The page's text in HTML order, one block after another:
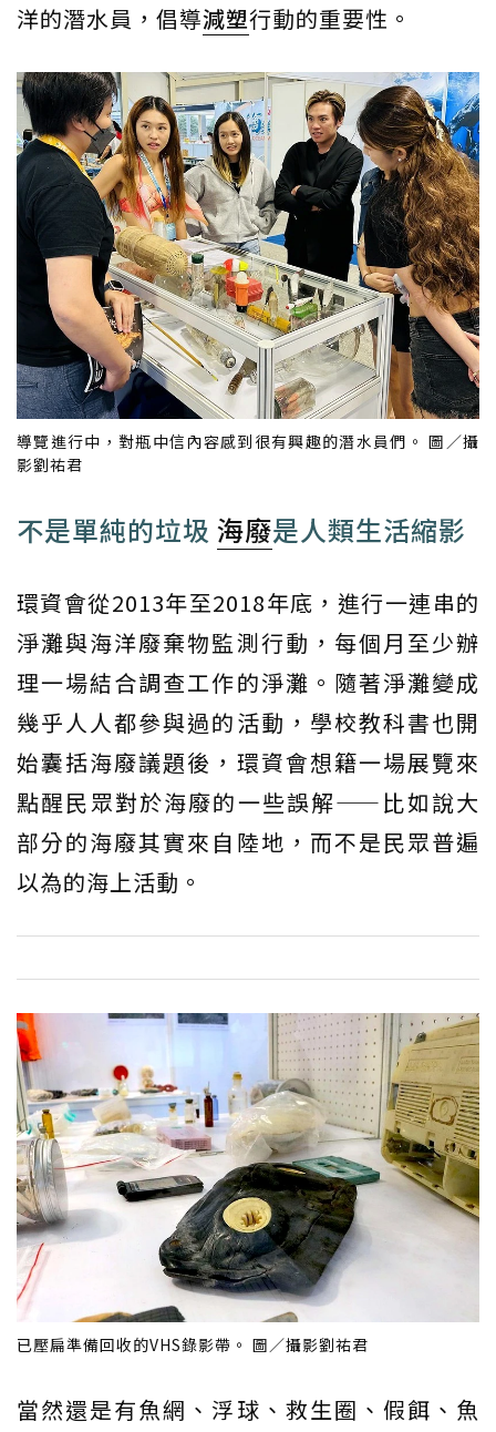
洋的潛水員，倡導減塑行動的重要性。
導覽進行中，對瓶中信內容感到很有興趣的潛水員們。 圖／攝
影劉祐君
不是單純的垃圾 海廢是人類生活縮影
環資會從2013年至2018年底，進行一連串的
淨灘與海洋廢棄物監測行動，每個月至少辦
理一場結合調查工作的淨灘。隨著淨灘變成
幾乎人人都參與過的活動，學校教科書也開
始囊括海廢議題後，環資會想籍一場展覽來
點醒民眾對於海廢的一些誤解——比如說大
部分的海廢其實來自陸地，而不是民眾普遍
以為的海上活動。
已壓扁準備回收的VHS錄影帶。 圖／攝影劉祐君
當然還是有魚網、浮球、救生圈、假餌、魚